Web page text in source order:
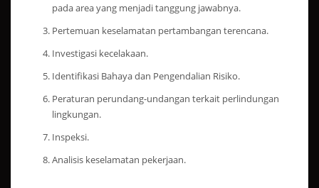
pada area yang menjadi tanggung jawabnya.
Pertemuan keselamatan pertambangan terencana.
Investigasi kecelakaan.
Identifikasi Bahaya dan Pengendalian Risiko.
Peraturan perundang-undangan terkait perlindungan
lingkungan.
Inspeksi.
Analisis keselamatan pekerjaan.